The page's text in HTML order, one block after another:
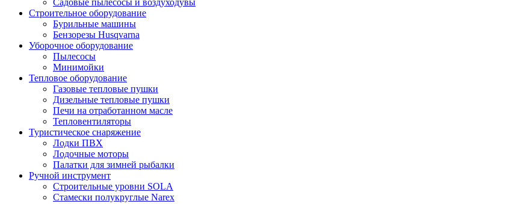
Садовые пылесосы и воздуходувы
Строительное оборудование
Бурильные машины
Бензорезы Husqvarna
Уборочное оборудование
Пылесосы
Минимойки
Тепловое оборудование
Газовые тепловые пушки
Дизельные тепловые пушки
Печи на отработанном масле
Тепловентиляторы
Туристическое снаряжение
Лодки ПВХ
Лодочные моторы
Палатки для зимней рыбалки
Ручной инструмент
Строительные уровни SOLA
Стамески полукруглые Narex